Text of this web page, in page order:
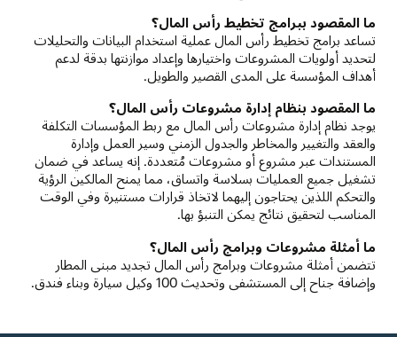
ما المقصود ببرامج تخطيط رأس المال؟
تساعد برامج تخطيط رأس المال عملية استخدام البيانات والتحليلات
لتحديد أولويات المشروعات واختيارها وإعداد موازنتها بدقة لدعم
أهداف المؤسسة على المدى القصير والطويل.
ما المقصود بنظام إدارة مشروعات رأس المال؟
يوجد نظام إدارة مشروعات رأس المال مع ربط المؤسسات التكلفة
والعقد والتغيير والمخاطر والجدول الزمني وسير العمل وإدارة
المستندات عبر مشروع أو مشروعات مُتعددة. إنه يساعد في ضمان
تشغيل جميع العمليات بسلاسة واتساق، مما يمنح المالكين الرؤية
والتحكم اللذين يحتاجون إليهما لاتخاذ قرارات مستنيرة وفي الوقت
المناسب لتحقيق نتائج يمكن التنبؤ بها.
ما أمثلة مشروعات وبرامج رأس المال؟
تتضمن أمثلة مشروعات وبرامج رأس المال تجديد مبنى المطار
وإضافة جناح إلى المستشفى وتحديث 100 وكيل سيارة وبناء فندق.